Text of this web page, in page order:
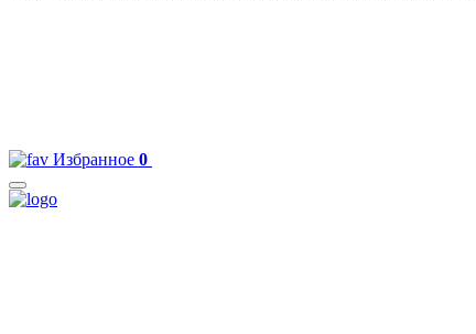
Избранное 0